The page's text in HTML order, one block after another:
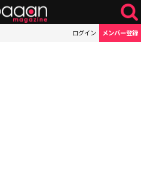
ログイン メンバー登録